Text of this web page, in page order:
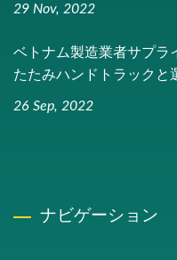
29 Nov, 2022
ベトナム製造業者サプラ
たたみハンドトラックと
26 Sep, 2022
ナビゲーション